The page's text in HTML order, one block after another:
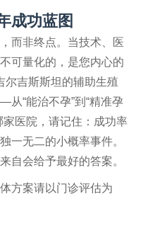
成功蓝图
而非终点。当技术、医
可量化的，是您内心的
尔吉斯斯坦的辅助生殖
“能治不孕”到“精准孕
医院，请记住：成功率
一无二的小概率事件。
自会给予最好的答案。
方案请以门诊评估为